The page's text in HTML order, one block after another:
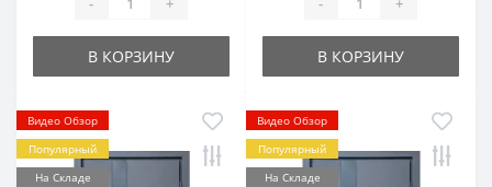
В КОРЗИНУ В КОРЗИНУ
Видео Обзор
Популярный
На Складе
Видео Обзор
Популярный
На Складе